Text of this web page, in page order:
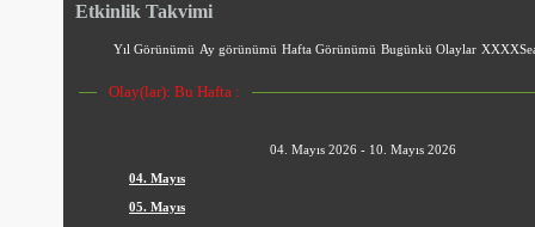
Etkinlik Takvimi
Yıl Görünümü Ay görünümü Hafta Görünümü Bugünkü Olaylar
Olay(lar): Bu Hafta :
04. Mayıs 2026 - 10. Mayıs 2026
04. Mayıs
05. Mayıs